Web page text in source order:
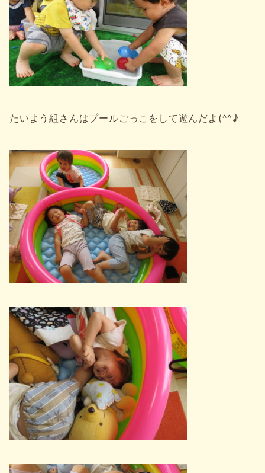
たいよう組さんはプールごっこをして遊んだよ(^^♪